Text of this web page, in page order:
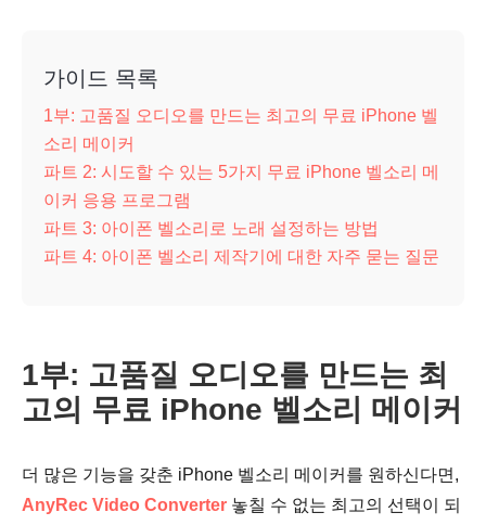
가이드 목록
1부: 고품질 오디오를 만드는 최고의 무료 iPhone 벨
소리 메이커
파트 2: 시도할 수 있는 5가지 무료 iPhone 벨소리 메
이커 응용 프로그램
파트 3: 아이폰 벨소리로 노래 설정하는 방법
파트 4: 아이폰 벨소리 제작기에 대한 자주 묻는 질문
1부: 고품질 오디오를 만드는 최
고의 무료 iPhone 벨소리 메이커
더 많은 기능을 갖춘 iPhone 벨소리 메이커를 원하신다면,
AnyRec Video Converter 놓칠 수 없는 최고의 선택이 되